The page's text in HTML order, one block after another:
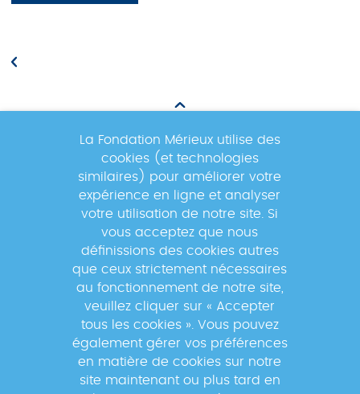
Newsletter
Inscrivez-vous à la newsletter pour
suivre les actualités du réseau GABRIEL
En s'inscrivant à la newsletter, vos données seront
traitées par la Fondation Mérieux pour vous envoyer des
informations sur nos activités et vous informer des
La Fondation Mérieux utilise des
cookies (et technologies
similaires) pour améliorer votre
expérience en ligne et analyser
votre utilisation de notre site. Si
vous acceptez que nous
définissions des cookies autres
que ceux strictement nécessaires
au fonctionnement de notre site,
veuillez cliquer sur « Accepter
tous les cookies ». Vous pouvez
également gérer vos préférences
en matière de cookies sur notre
site maintenant ou plus tard en